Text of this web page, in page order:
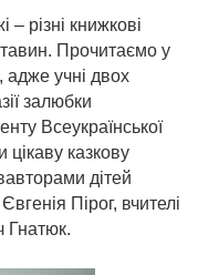
різні книжкові
Прочитаємо у
адже учні двох
залюбки
Всеукраїнської
цікаву казкову
дітей
Євгенія Пірог, вчителі
Гнатюк.